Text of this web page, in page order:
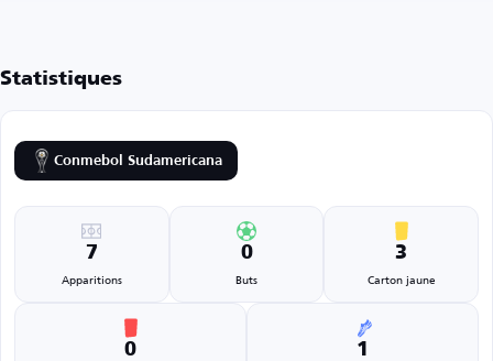
Statistiques
Conmebol Sudamericana
7
Apparitions
0
Buts
3
Carton jaune
0 1